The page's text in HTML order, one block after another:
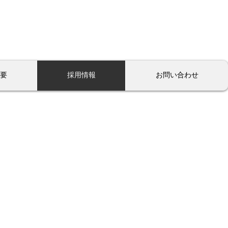
採用情報 お問い合わせ